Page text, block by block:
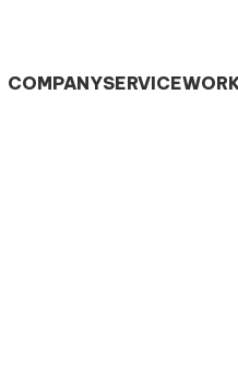
COMPANYSERVICE